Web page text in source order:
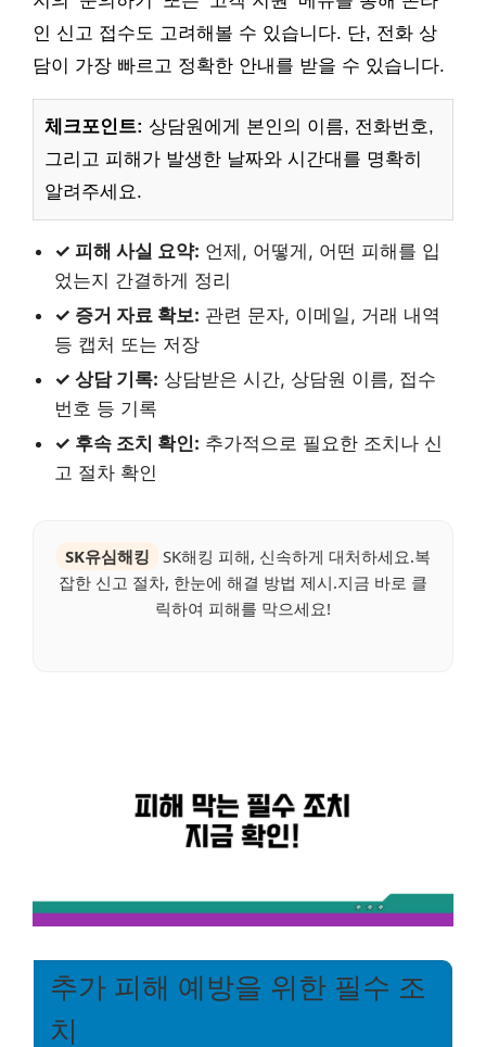
인 신고 접수도 고려해볼 수 있습니다. 단, 전화 상
담이 가장 빠르고 정확한 안내를 받을 수 있습니다.
체크포인트: 상담원에게 본인의 이름, 전화번호,
그리고 피해가 발생한 날짜와 시간대를 명확히
알려주세요.
✓ 피해 사실 요약: 언제, 어떻게, 어떤 피해를 입
었는지 간결하게 정리
✓ 증거 자료 확보: 관련 문자, 이메일, 거래 내역
등 캡처 또는 저장
✓ 상담 기록: 상담받은 시간, 상담원 이름, 접수
번호 등 기록
✓ 후속 조치 확인: 추가적으로 필요한 조치나 신
고 절차 확인
SK유심해킹
SK해킹 피해, 신속하게 대처하세요.복
잡한 신고 절차, 한눈에 해결 방법 제시.지금 바로 클
릭하여 피해를 막으세요!
추가 피해 예방을 위한 필수 조
치